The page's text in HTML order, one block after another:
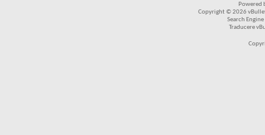
Powered
Copyright © 2026
Search
Traducere